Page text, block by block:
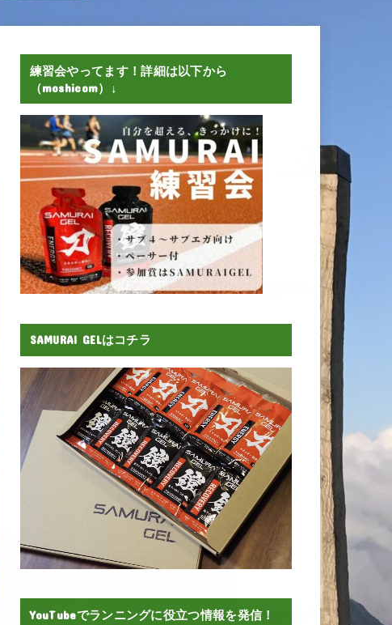
練習会やってます！詳細は以下から
（moshicom）↓
SAMURAI GELはコチラ
YouTubeでランニングに役立つ情報を発信！